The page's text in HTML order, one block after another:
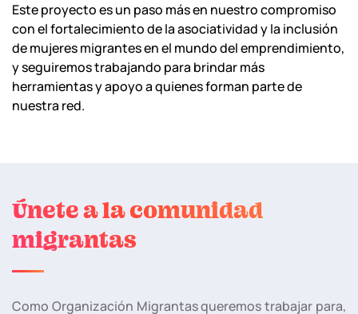
Este proyecto es un paso más en nuestro compromiso
con el fortalecimiento de la asociatividad y la inclusión
de mujeres migrantes en el mundo del emprendimiento,
y seguiremos trabajando para brindar más
herramientas y apoyo a quienes forman parte de
nuestra red.
Únete a la comunidad
migrantas
Como Organización Migrantas queremos trabajar para,